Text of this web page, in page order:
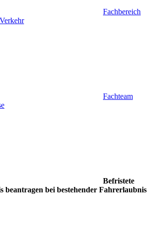
Fachbereich
Fachteam
Befristete
beantragen bei bestehender Fahrerlaubnis